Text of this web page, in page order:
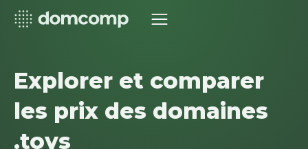
Explorer et comparer
les prix des domaines
.toys